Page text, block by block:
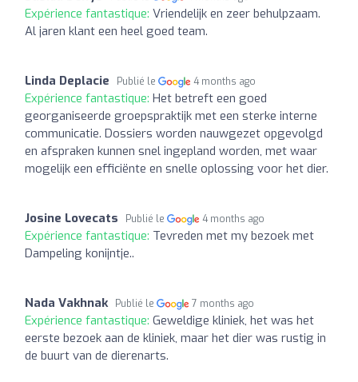
Expérience fantastique: Vriendelijk en zeer behulpzaam.
Al jaren klant een heel goed team.
Linda Deplacie Publié le 4 months ago
Expérience fantastique: Het betreft een goed
georganiseerde groepspraktijk met een sterke interne
communicatie. Dossiers worden nauwgezet opgevolgd
en afspraken kunnen snel ingepland worden, met waar
mogelijk een efficiënte en snelle oplossing voor het dier.
Josine Lovecats Publié le 4 months ago
Expérience fantastique: Tevreden met my bezoek met
Dampeling konijntje..
Nada Vakhnak Publié le 7 months ago
Expérience fantastique: Geweldige kliniek, het was het
eerste bezoek aan de kliniek, maar het dier was rustig in
de buurt van de dierenarts.